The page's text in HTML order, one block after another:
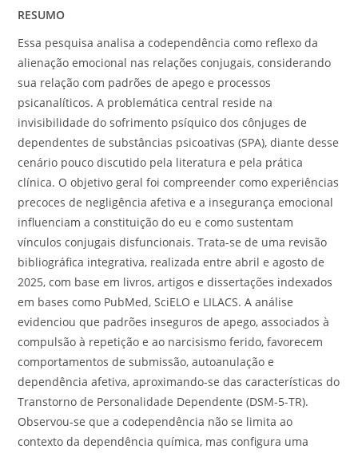
RESUMO
Essa pesquisa analisa a codependência como reflexo da
alienação emocional nas relações conjugais, considerando
sua relação com padrões de apego e processos
psicanalíticos. A problemática central reside na
invisibilidade do sofrimento psíquico dos cônjuges de
dependentes de substâncias psicoativas (SPA), diante desse
cenário pouco discutido pela literatura e pela prática
clínica. O objetivo geral foi compreender como experiências
precoces de negligência afetiva e a insegurança emocional
influenciam a constituição do eu e como sustentam
vínculos conjugais disfuncionais. Trata-se de uma revisão
bibliográfica integrativa, realizada entre abril e agosto de
2025, com base em livros, artigos e dissertações indexados
em bases como PubMed, SciELO e LILACS. A análise
evidenciou que padrões inseguros de apego, associados à
compulsão à repetição e ao narcisismo ferido, favorecem
comportamentos de submissão, autoanulação e
dependência afetiva, aproximando-se das características do
Transtorno de Personalidade Dependente (DSM-5-TR).
Observou-se que a codependência não se limita ao
contexto da dependência química, mas configura uma